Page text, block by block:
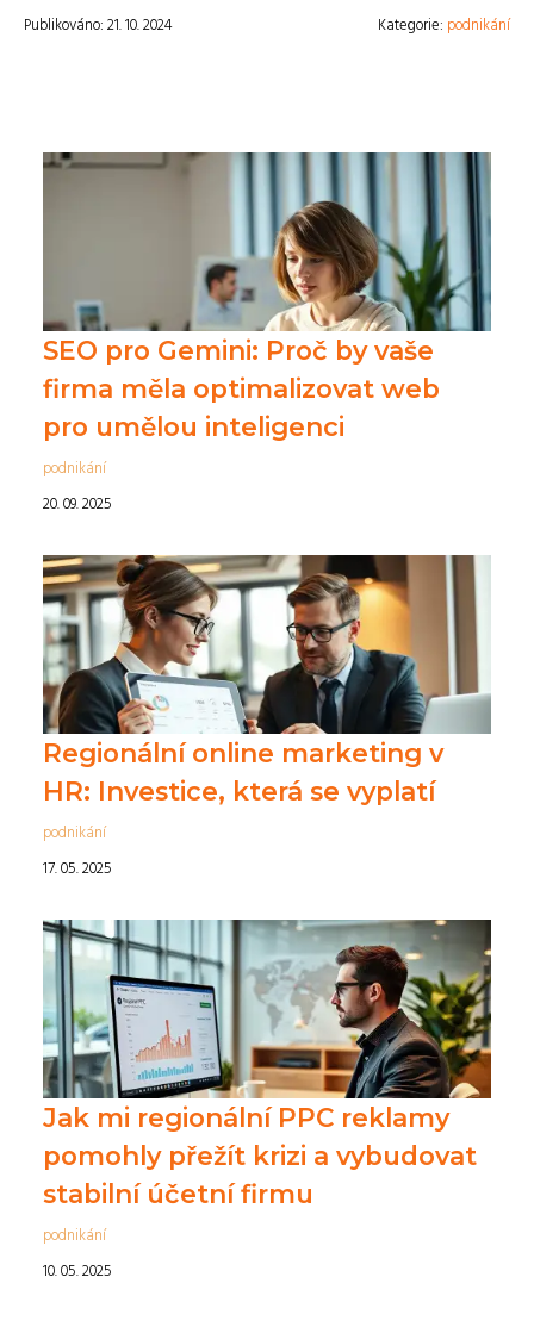
Publikováno: 21. 10. 2024 Kategorie: podnikání
SEO pro Gemini: Proč by vaše
firma měla optimalizovat web
pro umělou inteligenci
podnikání
20. 09. 2025
Regionální online marketing v
HR: Investice, která se vyplatí
podnikání
17. 05. 2025
Jak mi regionální PPC reklamy
pomohly přežít krizi a vybudovat
stabilní účetní firmu
podnikání
10. 05. 2025